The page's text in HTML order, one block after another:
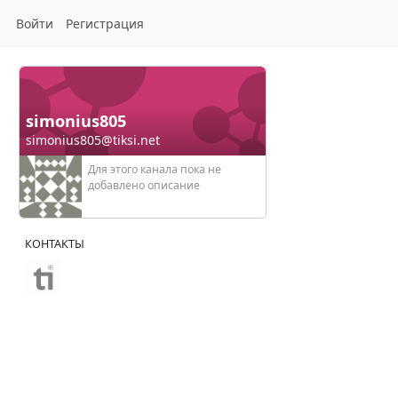
Войти Регистрация
simonius805
simonius805@tiksi.net
Для этого канала пока не
добавлено описание
КОНТАКТЫ